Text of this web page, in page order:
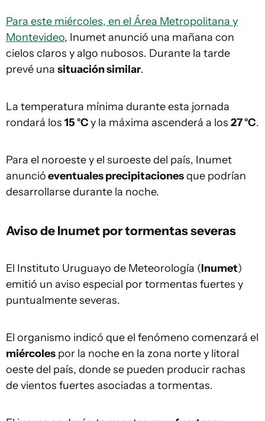
Para este miércoles, en el Área Metropolitana y
Montevideo, Inumet anunció una mañana con
cielos claros y algo nubosos. Durante la tarde
prevé una situación similar.
La temperatura mínima durante esta jornada
rondará los 15 °Cy la máxima ascenderá a los 27 °C.
Para el noroeste y el suroeste del país, Inumet
anuncióeventuales precipitacionesque podrían
desarrollarse durante la noche.
Aviso de Inumet por tormentas severas
El Instituto Uruguayo de Meteorología (Inumet)
emitió un aviso especial por tormentas fuertes y
puntualmente severas.
El organismo indicó que el fenómeno comenzará el
miércoles por la noche en la zona norte y litoral
oeste del país, donde se pueden producir rachas
de vientos fuertes asociadas a tormentas.